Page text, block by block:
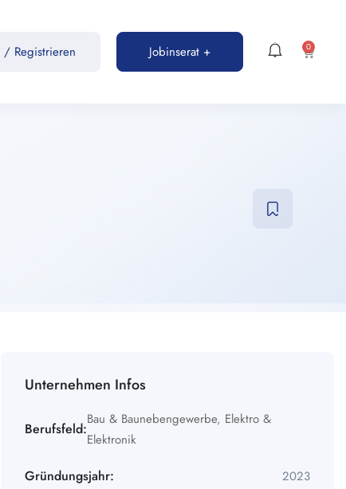
/ Registrieren Jobinserat + 0
Unternehmen Infos
Berufsfeld:
Bau & Baunebengewerbe, Elektro &
Elektronik
Gründungsjahr: 2023